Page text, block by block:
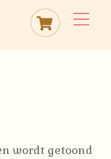
Cart
wordt getoond